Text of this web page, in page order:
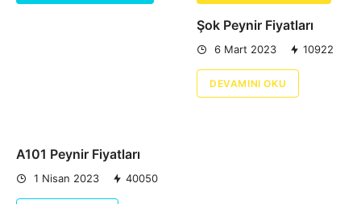
A101 Peynir Fiyatları
1 Nisan 2023 40050
Şok Peynir Fiyatları
6 Mart 2023 10922
DEVAMINI OKU